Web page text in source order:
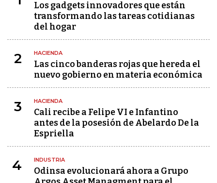
Los gadgets innovadores que están
transformando las tareas cotidianas
del hogar
2 HACIENDA
Las cinco banderas rojas que hereda el
nuevo gobierno en materia económica
3 HACIENDA
Cali recibe a Felipe VI e Infantino
antes de la posesión de Abelardo De la
Espriella
4 INDUSTRIA
Odinsa evolucionará ahora a Grupo